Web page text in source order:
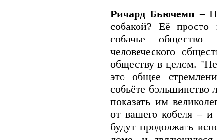
Ричард Бьючемп–
собакой? Её
собачье общество
человеческого
обществу в целом.
это общее
собьёте
показать им
от вашего кобеля –
будут продолжать